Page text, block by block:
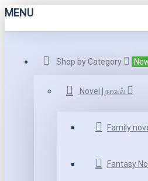
MENU
Shop by Category
Novel | நாவல்
Family
Fantasy